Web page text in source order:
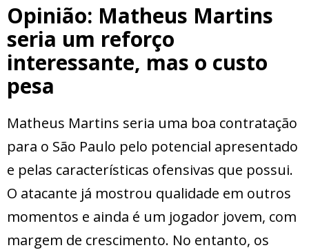
Opinião: Matheus Martins
seria um reforço
interessante, mas o custo
pesa
Matheus Martins seria uma boa contratação
para o São Paulo pelo potencial apresentado
e pelas características ofensivas que possui.
O atacante já mostrou qualidade em outros
momentos e ainda é um jogador jovem, com
margem de crescimento. No entanto, os